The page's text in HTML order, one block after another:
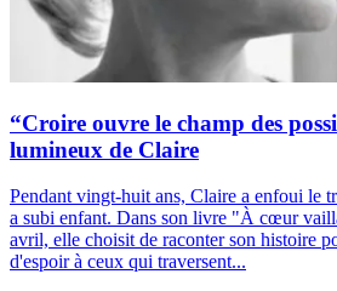
“Croire ouvre le champ des
lumineux de Claire
Pendant vingt-huit ans, Claire a enfoui le
a subi enfant. Dans son livre "À cœur
avril, elle choisit de raconter son histoire
d'espoir à ceux qui traversent...